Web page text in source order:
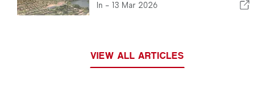
In - 13 Mar 2026
VIEW ALL ARTICLES